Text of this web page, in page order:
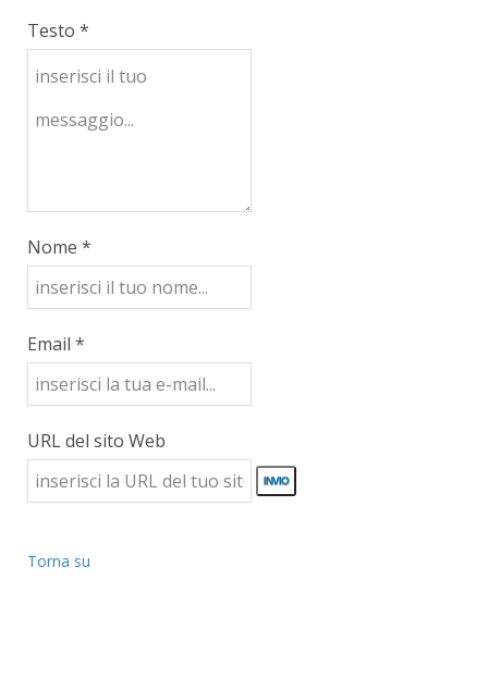
Testo *
Nome *
Email *
URL del sito Web
Torna su